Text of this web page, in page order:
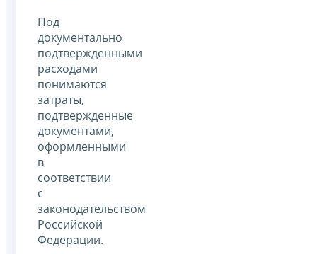
Под
документально
подтвержденными
расходами
понимаются
затраты,
подтвержденные
документами,
оформленными
в
соответствии
с
законодательством
Российской
Федерации.